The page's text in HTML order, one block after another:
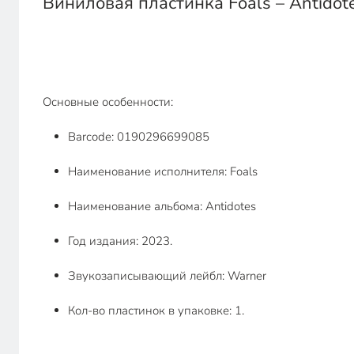
Основные особенности:
Barcode: 0190296699085
Наименование исполнителя: Foals
Наименование альбома: Antidotes
Год издания: 2023.
Звукозаписывающий лейбл: Warner
Кол-во пластинок в упаковке: 1.